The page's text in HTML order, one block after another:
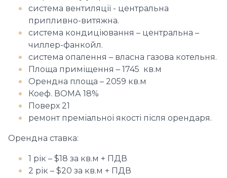
система вентиляції - центральна
припливно-витяжна.
система кондиціювання – центральна –
чиллер-фанкойл.
система опалення – власна газова котельня.
Площа приміщення – 1745 кв.м
Орендна площа – 2059 кв.м
Коеф. ВОМА 18%
Поверх 21
ремонт преміальної якості після орендаря.
Орендна ставка:
1 рік – $18 за кв.м + ПДВ
2 рік – $20 за кв.м + ПДВ